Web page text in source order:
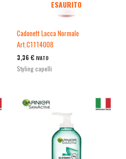
ESAURITO
Cadonett Lacca Normale
Art.C1114008
3,36 € IVATO
Styling capelli